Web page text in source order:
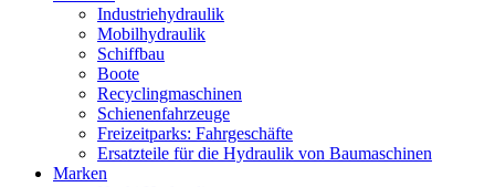
Industriehydraulik
Mobilhydraulik
Schiffbau
Boote
Recyclingmaschinen
Schienenfahrzeuge
Freizeitparks: Fahrgeschäfte
Ersatzteile für die Hydraulik von Baumaschinen
Marken